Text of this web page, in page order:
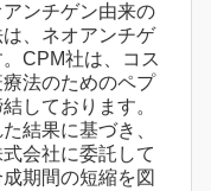
ンチゲン由来の
、ネオアンチゲ
CPM社は、コス
法のためのペプ
しております。
結果に基づき、
会社に委託して
期間の短縮を図